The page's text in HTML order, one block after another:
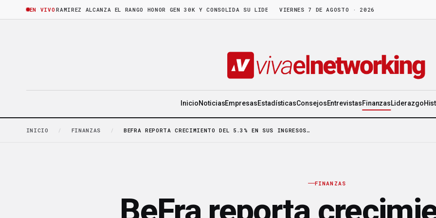
EN VIVO
BRUNO RAMIREZ ALCANZA EL RANGO HONOR GEN 30K Y CONSOLIDA SU LIDERAZGO EN WORLD GEN ·LA FRUTA MADURA NO ESPERA: HAY
VIERNES 7 DE AGOSTO · 2026
InicioNoticiasEmpresasEstadísticasConsejosEntrevistasFinanzasLiderazgo
INICIO / FINANZAS / BEFRA REPORTA CRECIMIENTO DEL 5.3% EN SUS INGRESOS…
FINANZAS